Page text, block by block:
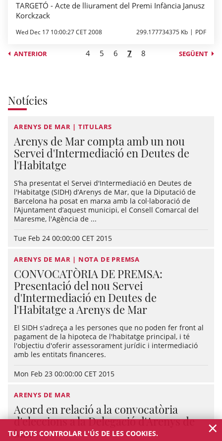
TARGETÓ - Acte de lliurament del Premi Infància Janusz
Korckzack
Wed Dec 17 10:00:27 CET 2008 299.177734375 Kb PDF
ANTERIOR 4 5 6 7 8 SEGÜENT
Notícies
ARENYS DE MAR | TITULARS
Arenys de Mar compta amb un nou
Servei d'Intermediació en Deutes de
l'Habitatge
S’ha presentat el Servei d'Intermediació en Deutes de
l'Habitatge (SIDH) d’Arenys de Mar, que la Diputació de
Barcelona ha posat en marxa amb la col·laboració de
l’Ajuntament d’aquest municipi, el Consell Comarcal del
Maresme, l'Agència de ...
Tue Feb 24 00:00:00 CET 2015
ARENYS DE MAR | NOTA DE PREMSA
CONVOCATÒRIA DE PREMSA:
Presentació del nou Servei
d'Intermediació en Deutes de
l'Habitatge a Arenys de Mar
El SIDH s'adreça a les persones que no poden fer front al
pagament de la hipoteca de l'habitatge principal, i té
l'objectiu d'oferir assessorament jurídic i intermediació
amb les entitats financeres.
Mon Feb 23 00:00:00 CET 2015
ARENYS DE MAR
Acord en relació a la convocatòria
d'eleccions a la Delegació d'Arenys de
Mar
TU POTS CONTROLAR L'ÚS DE LES COOKIES. ×